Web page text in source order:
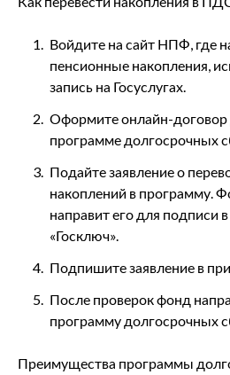
Войдите на сайт НПФ, где
пенсионные накопления,
запись на Госуслугах.
Оформите онлайн-договор
программе долгосрочных
Подайте заявление о
накоплений в программу.
направит его для подписи
«Госключ».
Подпишите заявление в
После проверок фонд
программу долгосрочных
Преимущества программы